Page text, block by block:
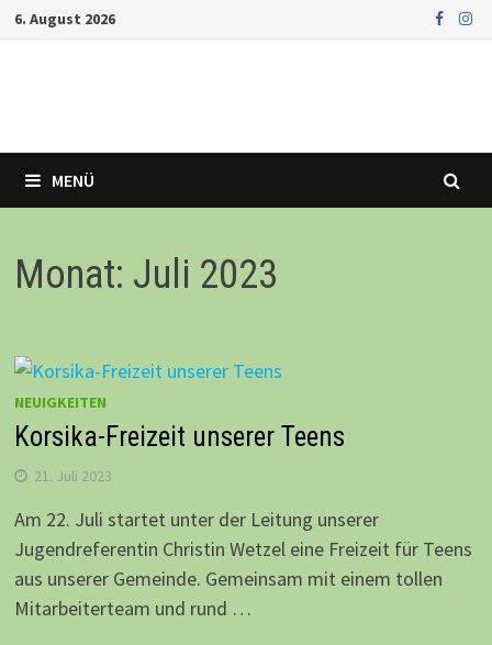
Zurück
6. August 2026
MENÜ
Monat: Juli 2023
NEUIGKEITEN
Korsika-Freizeit unserer Teens
21. Juli 2023
Am 22. Juli startet unter der Leitung unserer
Jugendreferentin Christin Wetzel eine Freizeit für Teens
aus unserer Gemeinde. Gemeinsam mit einem tollen
Mitarbeiterteam und rund …